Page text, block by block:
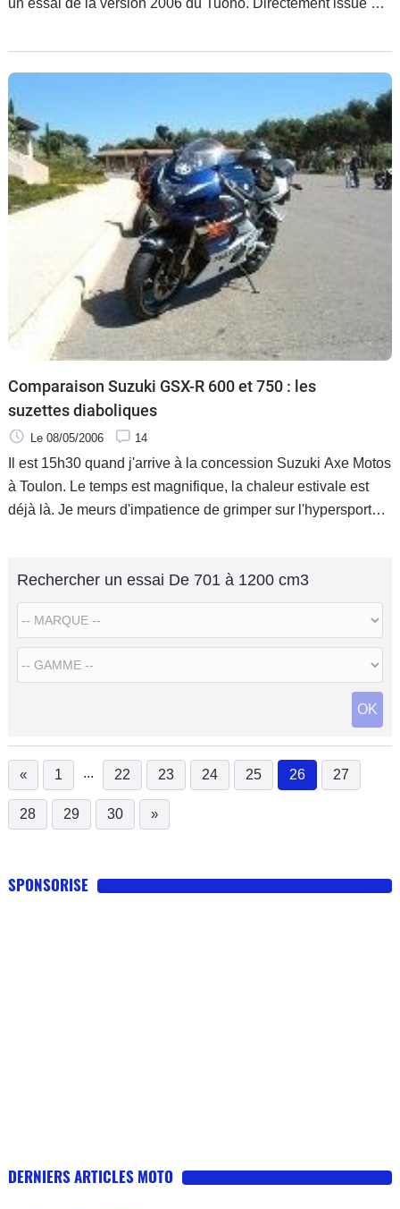
° développant 133 ch. en version piste.
Comparaison Suzuki GSX-R 600 et 750 : les
suzettes diaboliques
Le 08/05/2006 14
Il est 15h30 quand j'arrive à la concession Suzuki Axe Motos
à Toulon. Le temps est magnifique, la chaleur estivale est
déjà là. Je meurs d'impatience de grimper sur l'hypersport
Rechercher un essai De 701 à 1200 cm3
OK
« 1 ... 22 23 24 25 26
(current)
27
28 29 30 »
SPONSORISE
DERNIERS ARTICLES MOTO